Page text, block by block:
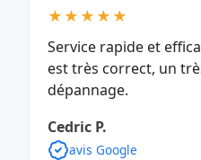
★★★★★
Service rapide et
est très correct, un
dépannage.
Cedric P.
avis Google